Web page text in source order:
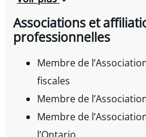
and Reporting
Coauteur, « CRA
Earnout Requirements
Corporate Finance
Conférencier, « New
Associations et
professionnelles
Membre de
fiscales
Membre de
Membre de